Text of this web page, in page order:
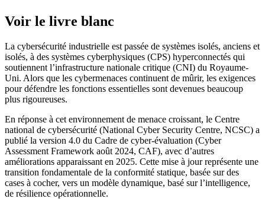
Voir le livre blanc
La cybersécurité industrielle est passée de systèmes isolés, anciens et
isolés, à des systèmes cyberphysiques (CPS) hyperconnectés qui
soutiennent l’infrastructure nationale critique (CNI) du Royaume-
Uni. Alors que les cybermenaces continuent de mûrir, les exigences
pour défendre les fonctions essentielles sont devenues beaucoup
plus rigoureuses.
En réponse à cet environnement de menace croissant, le Centre
national de cybersécurité (National Cyber Security Centre, NCSC) a
publié la version 4.0 du Cadre de cyber-évaluation (Cyber
Assessment Framework août 2024, CAF), avec d’autres
améliorations apparaissant en 2025. Cette mise à jour représente une
transition fondamentale de la conformité statique, basée sur des
cases à cocher, vers un modèle dynamique, basé sur l’intelligence,
de résilience opérationnelle.